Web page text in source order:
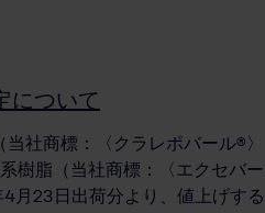
について
社商標：〈クラレポバール®〉
樹脂（当社商標：〈エクセバー
23日出荷分より、値上げする